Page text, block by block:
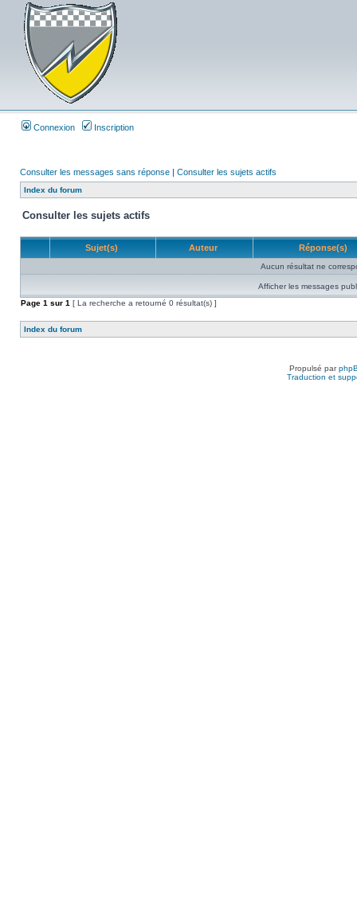
Connexion Inscription
Consulter les messages sans réponse | Consulter les sujets actifs
Index du forum
Consulter les sujets actifs
Sujet(s) Auteur Réponse(s)
Aucun résultat ne
Afficher les messages
Page 1 sur 1 [ La recherche a retourné 0 résultat(s) ]
Index du forum
Propulsé par
Traduction et